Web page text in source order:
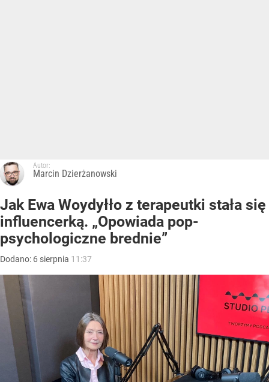
Autor:
Marcin Dzierżanowski
Jak Ewa Woydyłło z terapeutki stała się
influencerką. „Opowiada pop-
psychologiczne brednie”
Dodano: 6 sierpnia 11:37